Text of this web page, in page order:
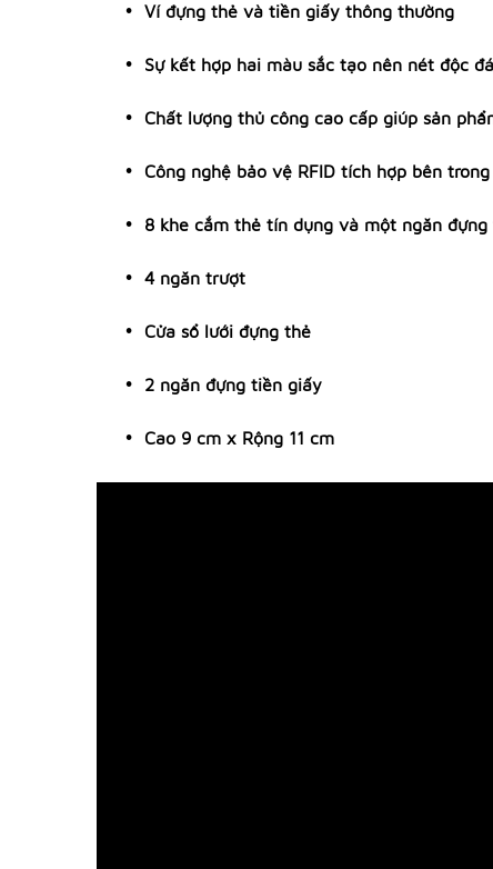
Ví đựng thẻ và tiền giấy thông thường
Sự kết hợp hai màu sắc tạo nên nét độc
Chất lượng thủ công cao cấp giúp sản
Công nghệ bảo vệ RFID tích hợp bên
8 khe cắm thẻ tín dụng và một ngăn
4 ngăn trượt
Cửa sổ lưới đựng thẻ
2 ngăn đựng tiền giấy
Cao 9 cm x Rộng 11 cm